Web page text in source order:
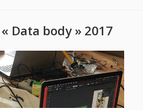
Data body » 2017